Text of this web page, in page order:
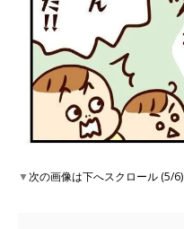
▼次の画像は下へスクロール (5/6)